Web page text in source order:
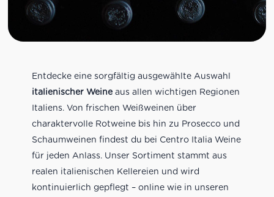
Entdecke eine sorgfältig ausgewählte Auswahl
italienischer Weineaus allen wichtigen Regionen
Italiens. Von frischen Weißweinen über
charaktervolle Rotweine bis hin zu Prosecco und
Schaumweinen findest du bei Centro Italia Weine
für jeden Anlass. Unser Sortiment stammt aus
realen italienischen Kellereien und wird
kontinuierlich gepflegt – online wie in unseren